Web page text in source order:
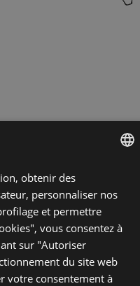
ENGLISH
GERMAN
obtenir des
personnaliser nos
et permettre
vous consentez à
sur "Autoriser
du site web
votre consentement à